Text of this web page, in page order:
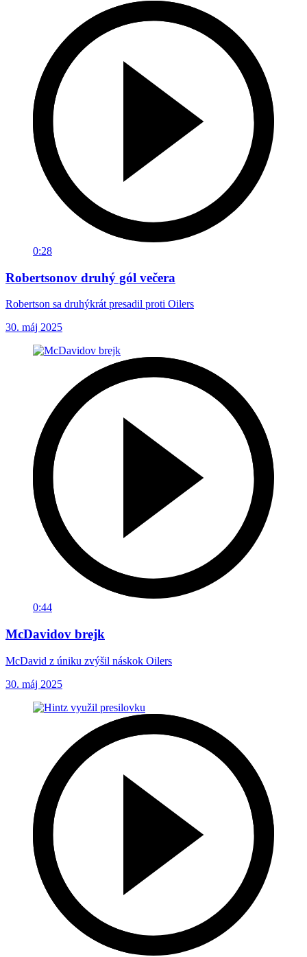
0:28
Robertsonov druhý gól večera
Robertson sa druhýkrát presadil proti Oilers
30. máj 2025
0:44
McDavidov brejk
McDavid z úniku zvýšil náskok Oilers
30. máj 2025